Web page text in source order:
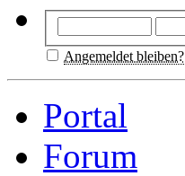
Angemeldet bleiben?
Portal
Forum